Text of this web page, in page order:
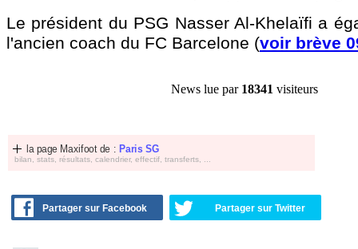
Le président du PSG Nasser Al-Khelaïfi a
l'ancien coach du FC Barcelone (voir brève
News lue par 18341 visiteurs
la page Maxifoot de : Paris SG
bilan, stats, résultats, calendrier, effectif, transferts, ...
Partager sur Facebook Partager sur Twitter